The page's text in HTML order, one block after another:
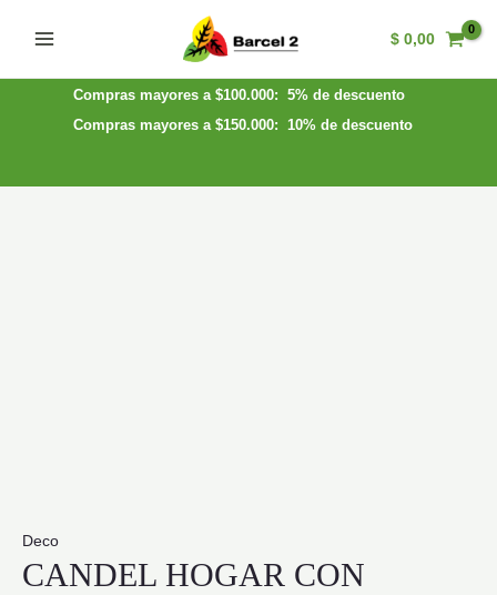
Menu
$ 0,00
Compras mayores a $100.000: 5% de descuento
Compras mayores a $150.000: 10% de descuento
Deco
CANDEL HOGAR CON